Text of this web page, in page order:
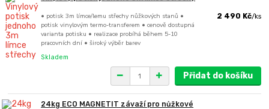
• potisk 3m límce/lemu střechy nůžkových stanů •
potisk vinylovým termo-transferem • cenově dostupná
varianta potisku • realizace probíhá během 5-10
pracovních dní • široký výběr barev
2 490 Kč/ks
Skladem
Přidat do košíku
24kg ECO MAGNETIT závaží pro nůžkové